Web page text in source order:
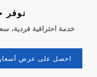
نوفر حلول
احترافية فردية، سعر
على عرض أسعار مجاني